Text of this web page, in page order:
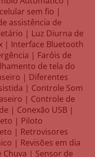
sem fio |
assistência de
| Luz Diurna de
| Interface Bluetooth
| Faróis de
de tela do
| Diferentes
| Controle Som
| Controle de
| Conexão USB |
| Piloto
| Retrovisores
| Revisões em dia
Chuva | Sensor de